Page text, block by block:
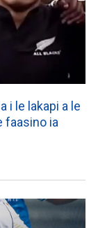
i le lakapi a le
faasino ia